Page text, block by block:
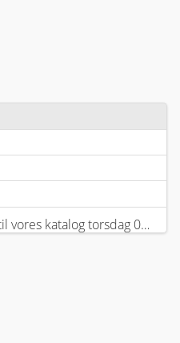
Dette produkt blev tilføjet til vores katalog torsdag 05 februar, 2026.